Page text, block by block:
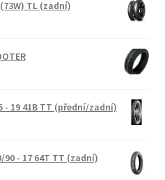
TL (zadní)
- 19 41B TT (přední/zadní)
90 - 17 64T TT (zadní)